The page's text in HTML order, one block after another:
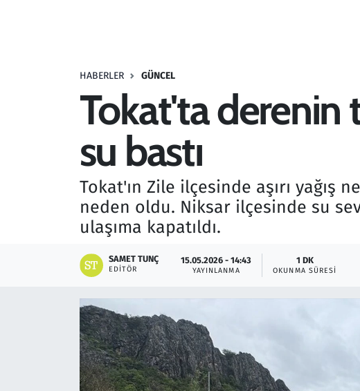
HABERLER GÜNCEL
Tokat'ta derenin
su bastı
Tokat'ın Zile ilçesinde aşırı yağış
neden oldu. Niksar ilçesinde su
ulaşıma kapatıldı.
SAMET TUNÇ
EDITÖR
15.05.2026 - 14:43
YAYINLANMA
1 DK
OKUNMA SÜRESI
Savunma Sanayi
Televizyon